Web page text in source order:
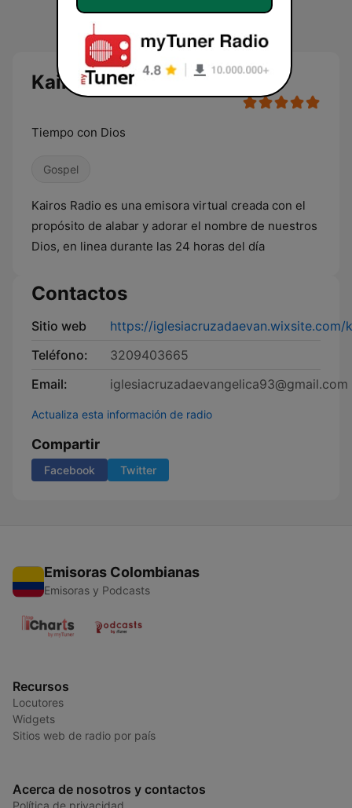
Kairos Radio en vivo
Tiempo con Dios
Gospel
Kairos Radio es una emisora virtual creada con el
propósito de alabar y adorar el nombre de nuestros
Dios, en linea durante las 24 horas del día
Contactos
Sitio web
https://iglesiacruzadaevan.wixsite.com/
Teléfono:
3209403665
Email:
iglesiacruzadaevangelica93@gmail.com
Actualiza esta información de radio
Compartir
Facebook Twitter
Emisoras Colombianas
Emisoras y Podcasts
Recursos
Locutores
Widgets
Sitios web de radio por país
Acerca de nosotros y contactos
Política de privacidad